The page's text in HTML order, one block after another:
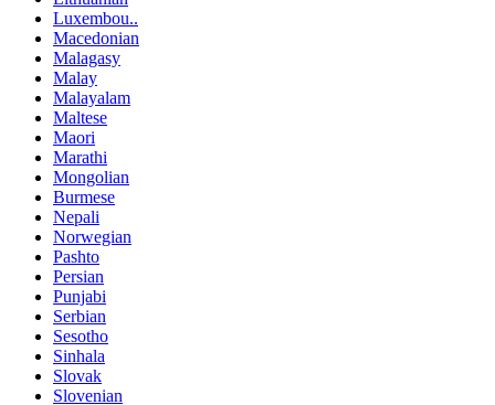
Luxembou..
Macedonian
Malagasy
Malay
Malayalam
Maltese
Maori
Marathi
Mongolian
Burmese
Nepali
Norwegian
Pashto
Persian
Punjabi
Serbian
Sesotho
Sinhala
Slovak
Slovenian